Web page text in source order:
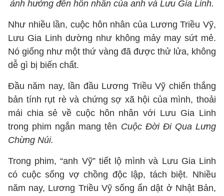
ảnh hưởng đến hôn nhân của anh và Lưu Gia Linh.
Như nhiều lần, cuộc hôn nhân của Lương Triều Vỹ,
Lưu Gia Linh dường như không mảy may sứt mẻ.
Nó giống như một thứ vàng đã được thử lửa, không
dễ gì bị biến chất.
Đầu năm nay, lần đầu Lương Triều Vỹ chiến thắng
bản tính rụt rè và chứng sợ xã hội của mình, thoải
mái chia sẻ về cuộc hôn nhân với Lưu Gia Linh
trong phim ngắn mang tên Cuộc Đời Đi Qua Lưng
Chừng Núi.
Trong phim, “anh Vỹ” tiết lộ mình và Lưu Gia Linh
có cuộc sống vợ chồng độc lập, tách biệt. Nhiều
năm nay, Lương Triều Vỹ sống ẩn dật ở Nhật Bản,